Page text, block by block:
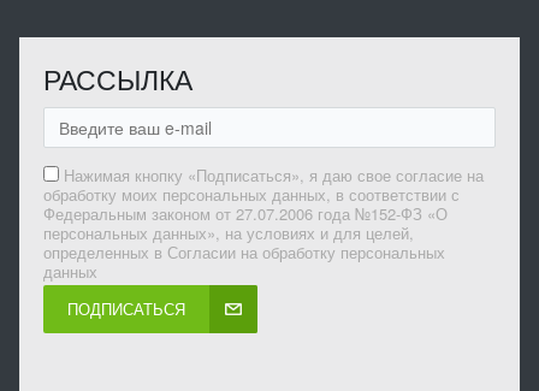
РАССЫЛКА
Нажимая кнопку «Подписаться», я даю свое согласие на
обработку моих персональных данных, в соответствии с
Федеральным законом от 27.07.2006 года №152-ФЗ «О
персональных данных», на условиях и для целей,
определенных в Согласии на обработку персональных
данных
ПОДПИСАТЬСЯ